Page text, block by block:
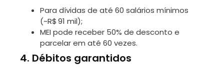
Para dívidas de até 60 salários mínimos
(~R$ 91 mil);
MEI pode receber 50% de desconto e
parcelar em até 60 vezes.
4. Débitos garantidos